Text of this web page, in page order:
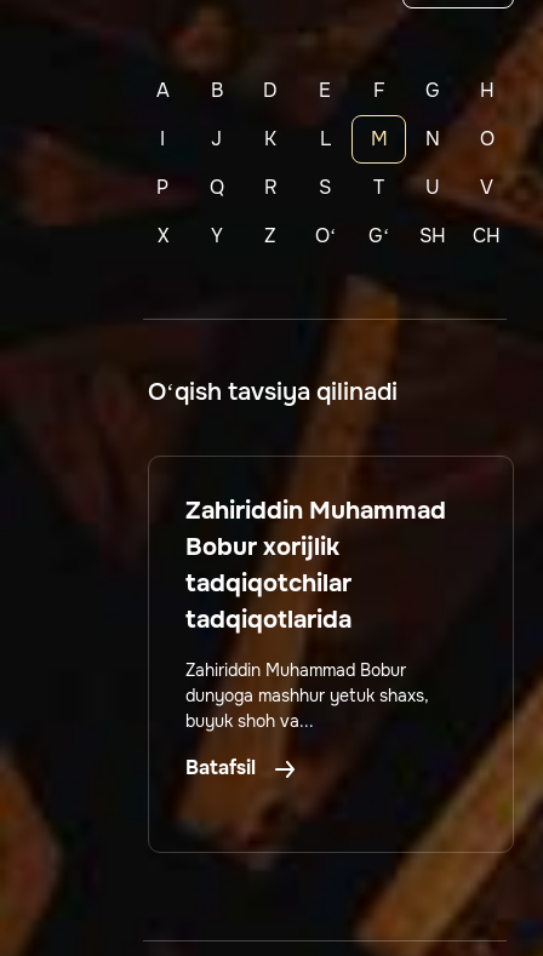
A B D E F G
H
I
J K L M N
O
P
Q R S T U
V
X
Y Z Oʻ Gʻ SH CH
O‘qish tavsiya qilinadi
Zahiriddin Muhammad
Bobur xorijlik
tadqiqotchilar
tadqiqotlarida
Zahiriddin Muhammad Bobur
dunyoga mashhur yetuk shaxs,
buyuk shoh va...
Batafsil